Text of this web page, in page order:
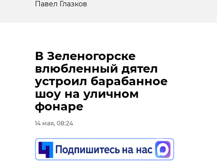
Павел Глазков
В Зеленогорске
влюбленный дятел
устроил барабанное
шоу на уличном
фонаре
14 мая, 08:24